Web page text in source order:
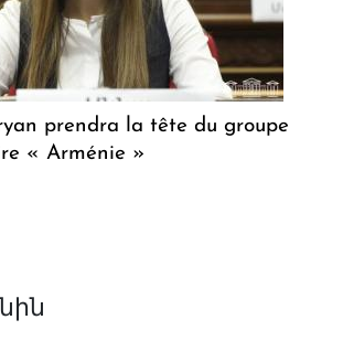
prendra la tête du groupe
« Arménie »